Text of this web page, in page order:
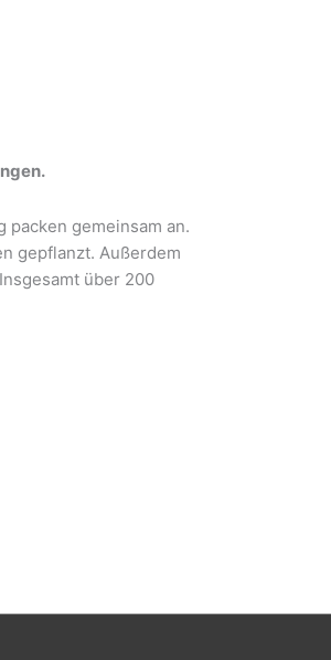
gemeinsam an.
gepflanzt. Außerdem
über 200